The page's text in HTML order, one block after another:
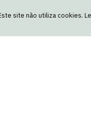
site não utiliza cookies.